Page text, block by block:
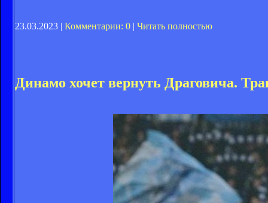
23.03.2023 | Комментарии: 0 | Читать полностью
Динамо хочет вернуть Драговича.